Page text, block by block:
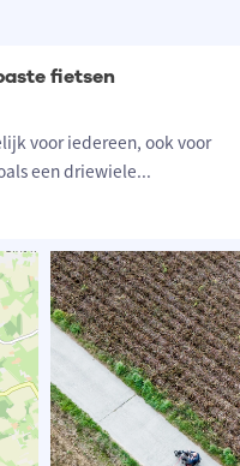
fietsen
voor iedereen, ook voor
een driewiele...